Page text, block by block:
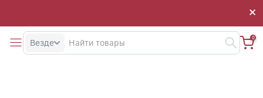
×
×
Везде
0